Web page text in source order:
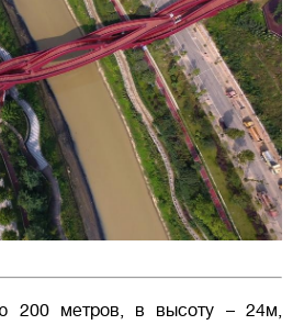
200 метров, в высоту – 24м,